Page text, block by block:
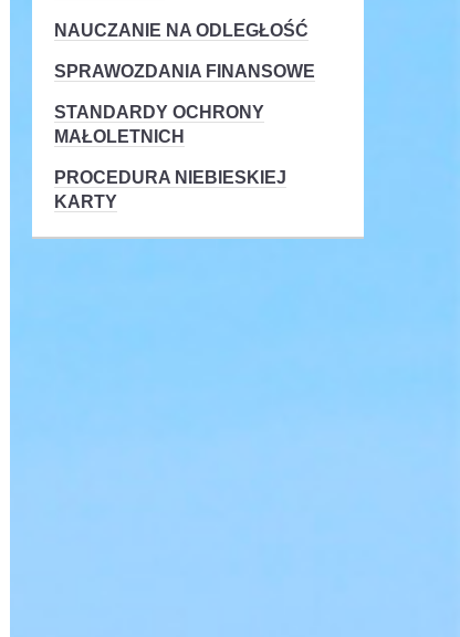
NAUCZANIE NA ODLEGŁOŚĆ
SPRAWOZDANIA FINANSOWE
STANDARDY OCHRONY
MAŁOLETNICH
PROCEDURA NIEBIESKIEJ
KARTY